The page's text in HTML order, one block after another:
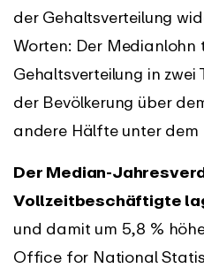
der Gehaltsverteilung
Worten: Der Medianlohn
Gehaltsverteilung in zwei
der Bevölkerung über
andere Hälfte unter
Der Median-
Vollzeitbeschäftigte
und damit um 5,8 %
Office for National